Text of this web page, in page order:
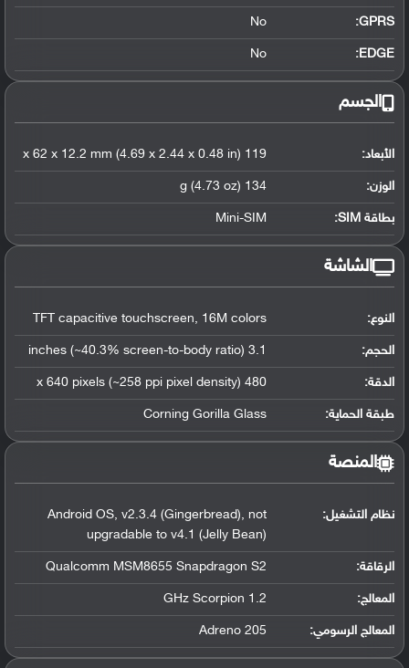
GPRS:
No
EDGE:
No
الجسم
الأبعاد: 119 x 62 x 12.2 mm (4.69 x 2.44 x 0.48 in)
الوزن: 134 g (4.73 oz)
بطاقة SIM: Mini-SIM
الشاشة
النوع: TFT capacitive touchscreen, 16M colors
الحجم: 3.1 inches (~40.3% screen-to-body ratio)
الدقة: 480 x 640 pixels (~258 ppi pixel density)
طبقة الحماية: Corning Gorilla Glass
المنصة
نظام التشغيل:
Android OS, v2.3.4 (Gingerbread), not
upgradable to v4.1 (Jelly Bean)
الرقاقة:
Qualcomm MSM8655 Snapdragon S2
المعالج:
1.2 GHz Scorpion
المعالج الرسومي:
Adreno 205